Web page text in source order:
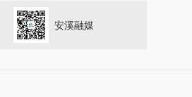
安溪融媒